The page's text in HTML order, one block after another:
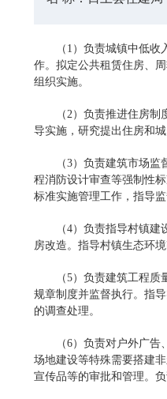
（1）负责城镇中低
作。拟定公共租赁住房、
组织实施。
（2）负责推进住房
导实施，研究提出住房和
（3）负责建筑市场
程消防设计审查等强制性
标准实施管理工作，指导
（4）负责指导村镇
房改造。指导村镇生态环
（5）负责建筑工程
规章制度并监督执行。指
的调查处理。
（6）负责对户外广
场地建设等特殊需要搭建
宣传品等的审批和管理。